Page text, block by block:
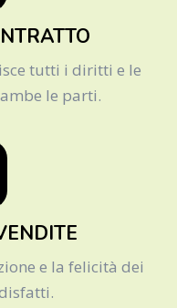
tutti i diritti e le
le parti.
e la felicità dei